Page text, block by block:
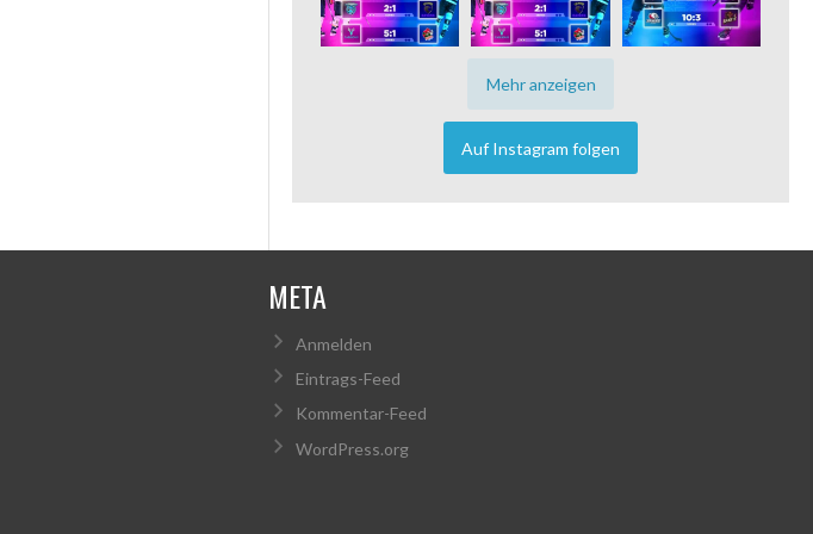
Mehr anzeigen
Auf Instagram folgen
META
Anmelden
Eintrags-Feed
Kommentar-Feed
WordPress.org